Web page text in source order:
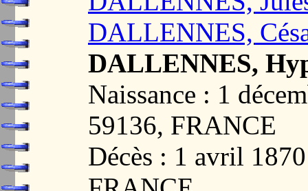
DALLENNES,
DALLENNES,
Naissance : 1
59136, FRANCE
Décès : 1 avril